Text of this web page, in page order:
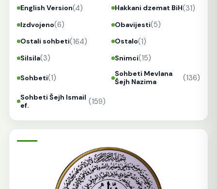
English Version(4) Hakkani dzemat BiH(31)
Izdvojeno(6) Obavijesti(5)
Ostali sohbeti(164) Ostalo(1)
Silsila(3) Snimci(15)
Sohbeti(1)
Sohbeti Mevlana
Šejh Nazima
(136)
Sohbeti Šejh Ismail
ef.
(159)